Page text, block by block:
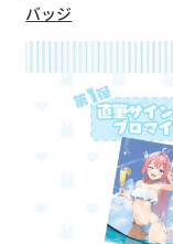
バッジ